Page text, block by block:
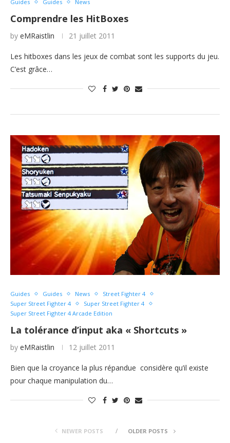
Guides Guides News
Comprendre les HitBoxes
by eMRaistlin 21 juillet 2011
Les hitboxes dans les jeux de combat sont les supports du jeu.
C’est grâce…
Guides Guides News
Street Fighter 4
Super Street Fighter 4
Super Street Fighter 4
Super Street Fighter 4 Arcade Edition
La tolérance d’input aka « Shortcuts »
by eMRaistlin 12 juillet 2011
Bien que la croyance la plus répandue considère qu’il existe
pour chaque manipulation du…
NEWER POSTS OLDER POSTS